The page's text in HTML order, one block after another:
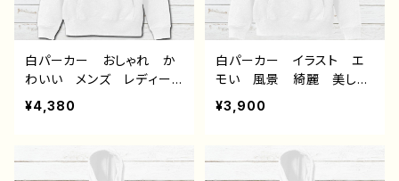
白パーカー おしゃれ か
わいい メンズ レディー
ス イラスト 風景 綺
麗 景色 美しい エモ
め 個性的 人気 イラス
トレーター クリエイター
¥4,380
白パーカー イラスト エ
モい 風景 綺麗 美し
い 景色 おしゃれ 可愛
い女の子 メンズ レディ
人気 イラストレーター
クリエイター 絵師 オリ
¥3,900